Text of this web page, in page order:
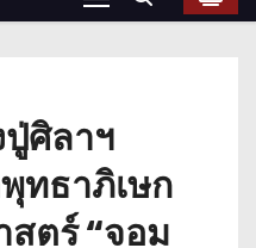
ศิลาฯ
ทธาภิเษก
สตร์ “จอม